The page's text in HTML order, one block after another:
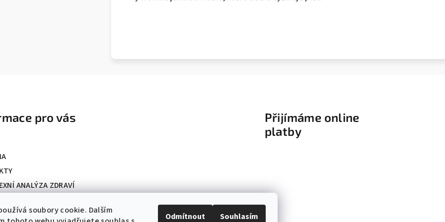
soubory cookie. Dalším
Odmítnout Souhlasím
pro vás
ANALÝZA ZDRAVÍ
podmínky
Přijímáme online
platby